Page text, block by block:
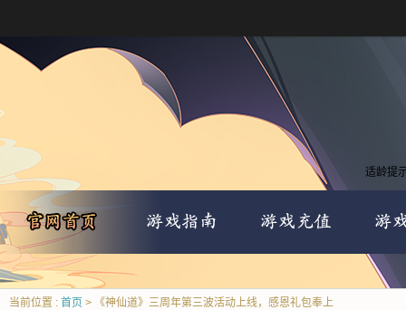
适龄提示
当前位置 : 首页 > 《神仙道》三周年第三波活动上线，感恩礼包奉上